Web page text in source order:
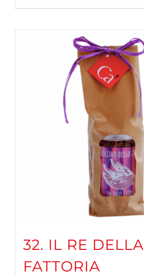
32. IL RE DELLA
FATTORIA